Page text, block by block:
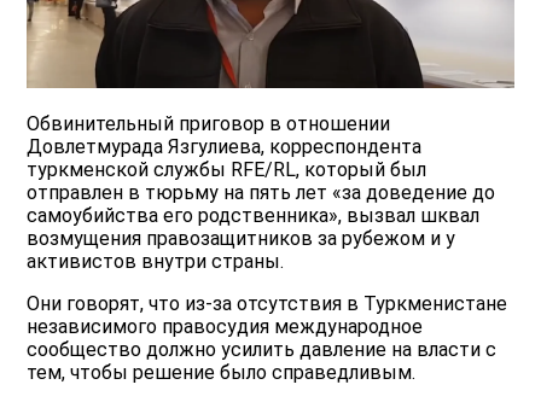
Обвинительный приговор в отношении
Довлетмурада Язгулиева, корреспондента
туркменской службы RFE/RL, который был
отправлен в тюрьму на пять лет «за доведение до
самоубийства его родственника», вызвал шквал
возмущения правозащитников за рубежом и у
активистов внутри страны.
Они говорят, что из-за отсутствия в Туркменистане
независимого правосудия международное
сообщество должно усилить давление на власти с
тем, чтобы решение было справедливым.